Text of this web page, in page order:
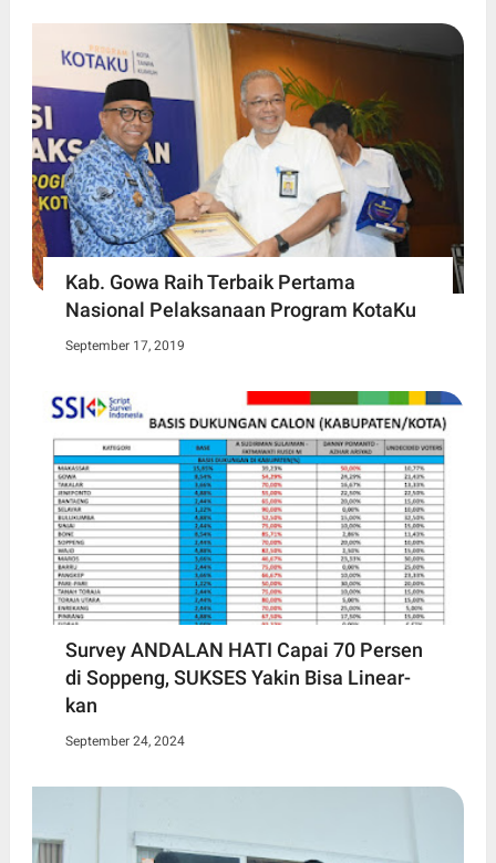
Kab. Gowa Raih Terbaik Pertama
Nasional Pelaksanaan Program KotaKu
September 17, 2019
Survey ANDALAN HATI Capai 70 Persen
di Soppeng, SUKSES Yakin Bisa Linear-
kan
September 24, 2024